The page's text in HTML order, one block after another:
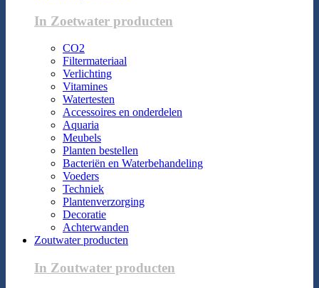
In Zoetwater producten
CO2
Filtermateriaal
Verlichting
Vitamines
Watertesten
Accessoires en onderdelen
Aquaria
Meubels
Planten bestellen
Bacteriën en Waterbehandeling
Voeders
Techniek
Plantenverzorging
Decoratie
Achterwanden
Zoutwater producten
In Zoutwater producten